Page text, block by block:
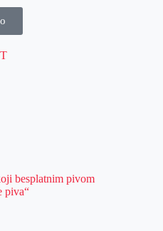
besplatnim pivom
piva“